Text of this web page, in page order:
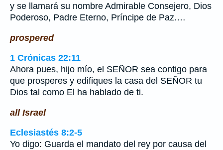
y se llamará su nombre Admirable Consejero, Dios
Poderoso, Padre Eterno, Príncipe de Paz.…
prospered
1 Crónicas 22:11
Ahora pues, hijo mío, el SEÑOR sea contigo para
que prosperes y edifiques la casa del SEÑOR tu
Dios tal como El ha hablado de ti.
all Israel
Eclesiastés 8:2-5
Yo digo: Guarda el mandato del rey por causa del